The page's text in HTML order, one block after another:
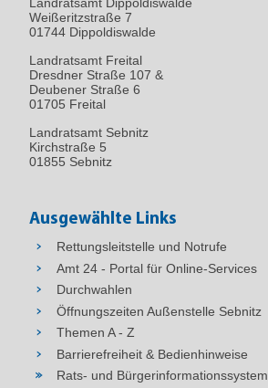
Landratsamt Dippoldiswalde
Weißeritzstraße 7
01744 Dippoldiswalde
Landratsamt Freital
Dresdner Straße 107 &
Deubener Straße 6
01705 Freital
Landratsamt Sebnitz
Kirchstraße 5
01855 Sebnitz
Ausgewählte Links
Rettungsleitstelle und Notrufe
Amt 24 - Portal für Online-Services
Durchwahlen
Öffnungszeiten Außenstelle Sebnitz
Themen A - Z
Barrierefreiheit & Bedienhinweise
Rats- und Bürgerinformationssystem